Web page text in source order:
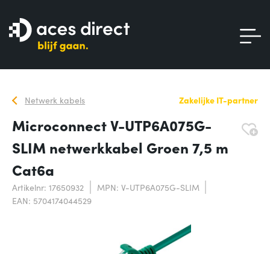
Netwerk kabels Zakelijke IT-partner
Microconnect V-UTP6A075G-
SLIM netwerkkabel Groen 7,5 m
Cat6a
Artikelnr: 17650932
MPN: V-UTP6A075G-SLIM
EAN: 5704174044529